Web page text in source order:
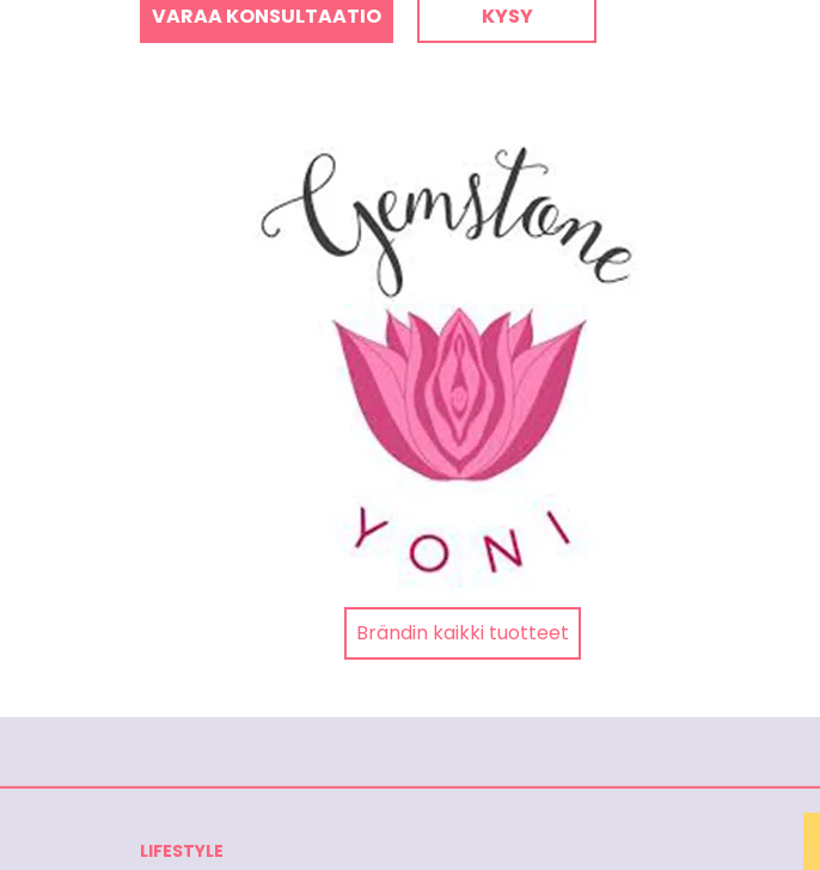
VARAA KONSULTAATIO KYSY
Brändin kaikki tuotteet
LIFESTYLE